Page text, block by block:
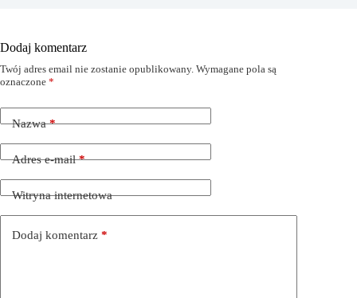
Dodaj komentarz
Twój adres email nie zostanie opublikowany. Wymagane pola są
oznaczone *
Nazwa*
Adres e-mail*
Witryna internetowa
Dodaj komentarz *